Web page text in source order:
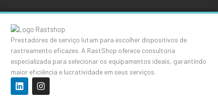
Prestadores de serviço lutam para escolher dispositivos de
rastreamento eficazes. A RastShop oferece consultoria
especializada para selecionar os equipamentos ideais, garantindo
maior eficiência e lucratividade em seus serviços.
L
i
I
n